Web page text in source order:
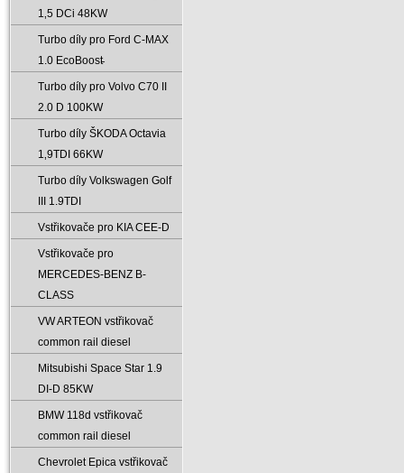
1‚5 DCi 48KW
Turbo díly pro Ford C-MAX
1.0 EcoBoost̵
Turbo díly pro Volvo C70 II
2.0 D 100KW
Turbo díly ŠKODA Octavia
1‚9TDI 66KW
Turbo díly Volkswagen Golf
III 1.9TDI
Vstřikovače pro KIA CEE-D
Vstřikovače pro
MERCEDES-BENZ B-
CLASS
VW ARTEON vstřikovač
common rail diesel
Mitsubishi Space Star 1.9
DI-D 85KW
BMW 118d vstřikovač
common rail diesel
Chevrolet Epica vstřikovač